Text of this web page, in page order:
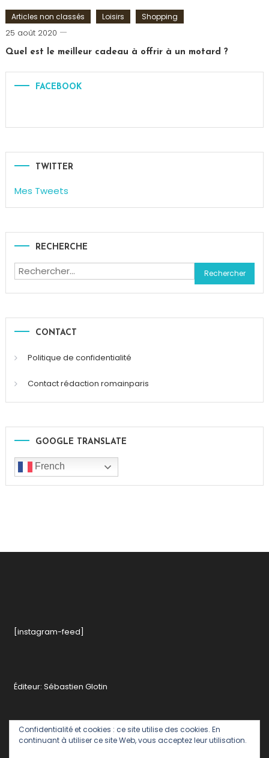
Articles non classés Loisirs Shopping
25 août 2020
Romain-
Paris
Quel est le meilleur cadeau à offrir à un motard ?
Tagged
cadeau,
FACEBOOK
TWITTER
Mes Tweets
RECHERCHE
Rechercher :
CONTACT
Politique de confidentialité
Contact rédaction romainparis
GOOGLE TRANSLATE
French
[instagram-feed]
Éditeur: Sébastien Glotin
Confidentialité et cookies : ce site utilise des cookies. En
continuant à utiliser ce site Web, vous acceptez leur utilisation.